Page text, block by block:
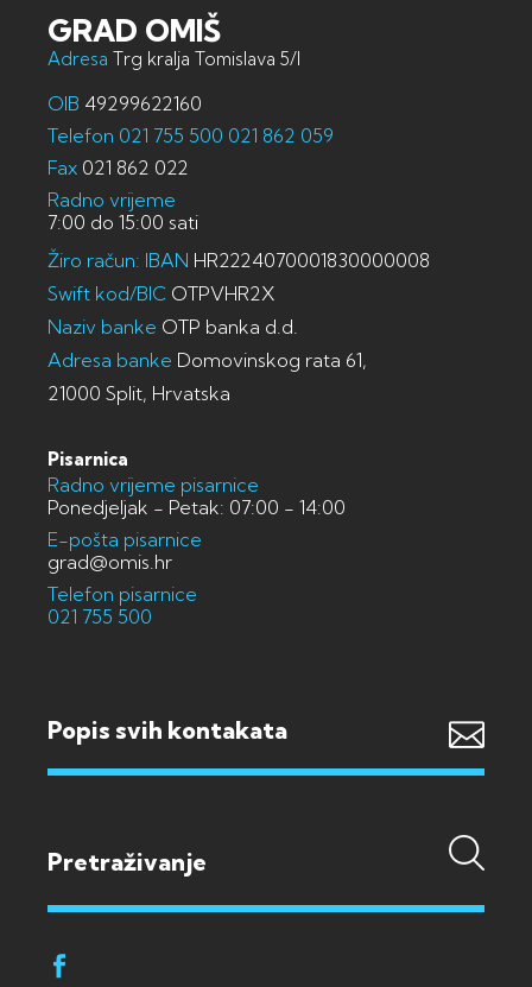
GRAD OMIŠ
Adresa Trg kralja Tomislava 5/I
OIB 49299622160
Telefon 021 755 500 021 862 059
Fax 021 862 022
Radno vrijeme
7:00 do 15:00 sati
Žiro račun: IBAN HR2224070001830000008
Swift kod/BIC OTPVHR2X
Naziv banke OTP banka d.d.
Adresa banke Domovinskog rata 61,
21000 Split, Hrvatska
Pisarnica
Radno vrijeme pisarnice
Ponedjeljak - Petak: 07:00 - 14:00
E-pošta pisarnice
grad@omis.hr
Telefon pisarnice
021 755 500
Popis svih kontakata